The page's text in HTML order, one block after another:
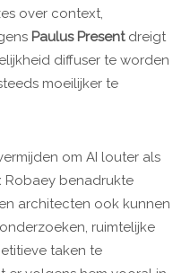
over context,
Paulus Presentdreigt
diffuser te worden
moeilijker te
om AI louter als
Robaey benadrukte
architecten ook kunnen
ruimtelijke
taken te